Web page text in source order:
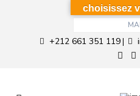
+212 661 351 119|
choisissez